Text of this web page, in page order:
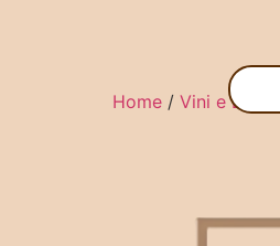
Home / Vini e Birre